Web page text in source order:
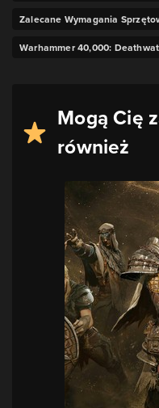
Zalecane Wymagania
Warhammer 40,000:
Mogą Cię
również